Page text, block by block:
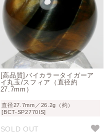
[高品質]バイカラータイガーア
イ丸玉/スフィア（直径約
27.7mm）
直径27.7mm／26.2g（約）
[BCT-SP2770IS]
SOLD OUT